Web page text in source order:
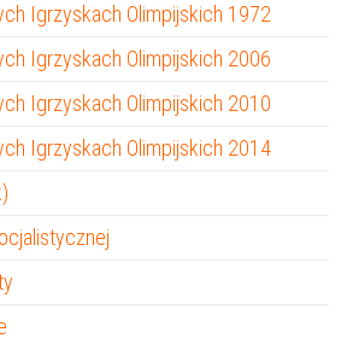
Igrzyskach Olimpijskich 1972
Igrzyskach Olimpijskich 2006
Igrzyskach Olimpijskich 2010
Igrzyskach Olimpijskich 2014